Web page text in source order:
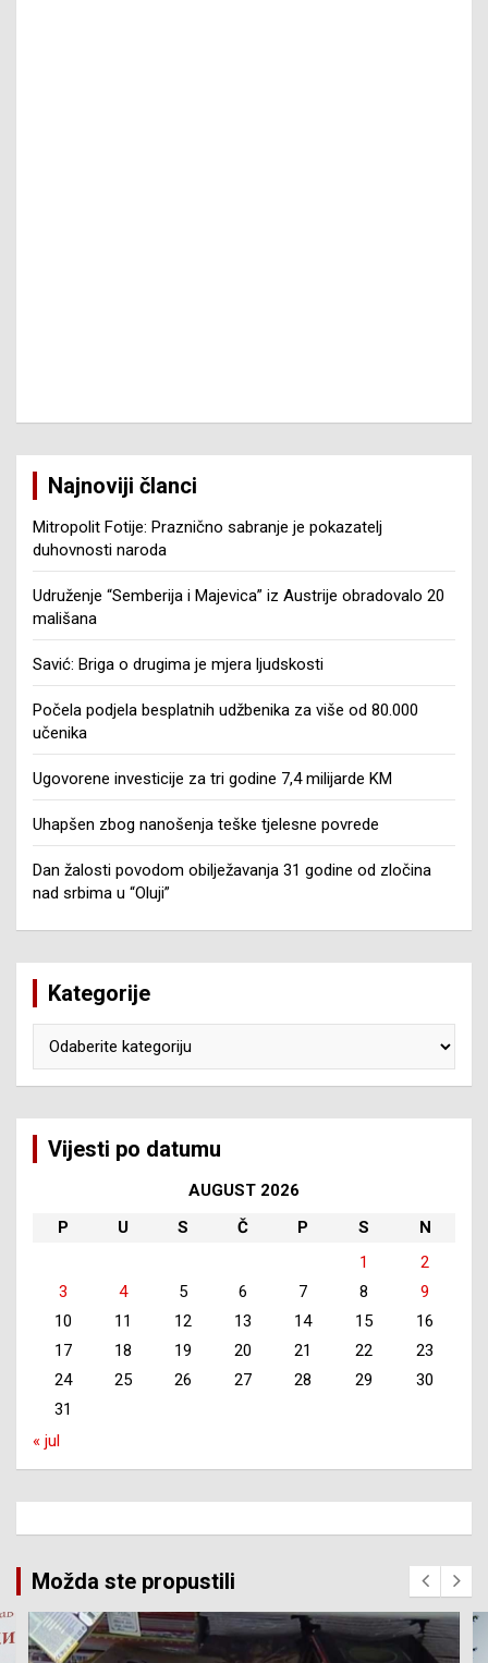
Najnoviji članci
Mitropolit Fotije: Praznično sabranje je pokazatelj
duhovnosti naroda
Udruženje “Semberija i Majevica” iz Austrije obradovalo 20
mališana
Savić: Briga o drugima je mjera ljudskosti
Počela podjela besplatnih udžbenika za više od 80.000
učenika
Ugovorene investicije za tri godine 7,4 milijarde KM
Uhapšen zbog nanošenja teške tjelesne povrede
Dan žalosti povodom obilježavanja 31 godine od zločina
nad srbima u “Oluji”
Kategorije
Vijesti po datumu
AUGUST 2026
P
U S Č P S
N
1
2
3
4 5 6 7 8
9
10
11 12 13 14 15
16
17
18 19 20 21 22
23
24
25 26 27 28 29
30
31
« jul
Možda ste propustili